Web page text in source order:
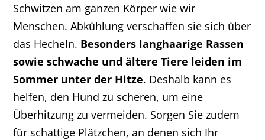
Schwitzen am ganzen Körper wie wir
Menschen. Abkühlung verschaffen sie sich über
das Hecheln. Besonders langhaarige Rassen
sowie schwache und ältere Tiere leiden im
Sommer unter der Hitze. Deshalb kann es
helfen, den Hund zu scheren, um eine
Überhitzung zu vermeiden. Sorgen Sie zudem
für schattige Plätzchen, an denen sich Ihr